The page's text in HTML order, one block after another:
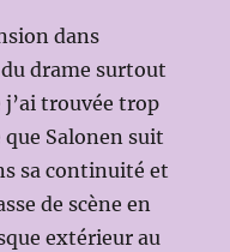
dans
drame surtout
trouvée trop
Salonen suit
sa continuité et
de scène en
extérieur au